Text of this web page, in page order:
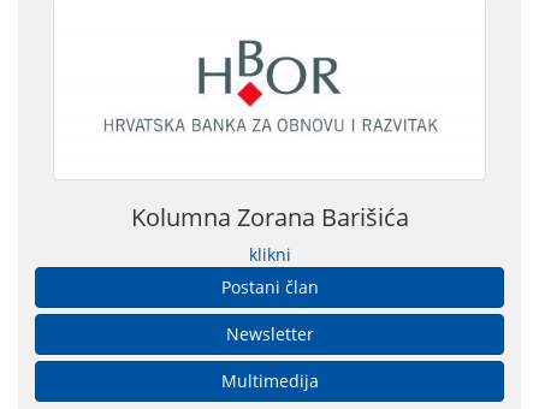
Kolumna Zorana Barišića
klikni
Postani član
Newsletter
Multimedija